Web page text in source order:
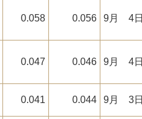
0.058 0.056 9月 4日
0.047 0.046 9月 4日
0.041 0.044 9月 3日